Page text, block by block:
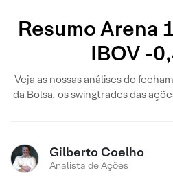
Resumo Arena
IBOV -
Veja as nossas análises do
da Bolsa, os swingtrades das
Gilberto Coelho
Analista de Ações